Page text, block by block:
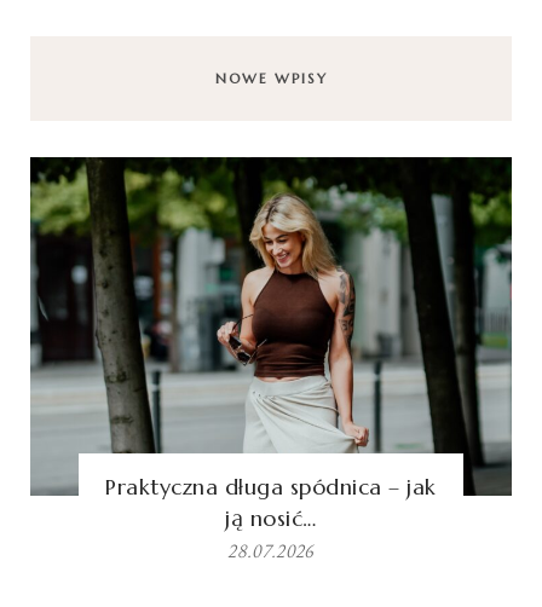
NOWE WPISY
Praktyczna długa spódnica – jak
ją nosić…
28.07.2026